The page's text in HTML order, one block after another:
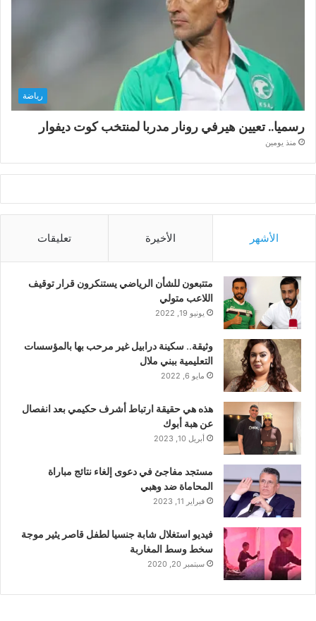
رياضة
رسميا.. تعيين هيرفي رونار مدربا لمنتخب كوت ديفوار
منذ يومين
الأشهر الأخيرة تعليقات
متتبعون للشأن الرياضي يستنكرون قرار توقيف
اللاعب متولي
يونيو 19, 2022
وثيقة.. سكينة درابيل غير مرحب بها بالمؤسسات
التعليمية ببني ملال
مايو 6, 2022
هذه هي حقيقة ارتباط أشرف حكيمي بعد انفصال
عن هبة أبوك
أبريل 10, 2023
مستجد مفاجئ في دعوى إلغاء نتائج مباراة
المحاماة ضد وهبي
فبراير 11, 2023
فيديو استغلال شابة جنسيا لطفل قاصر يثير موجة
سخط وسط المغاربة
سبتمبر 20, 2020